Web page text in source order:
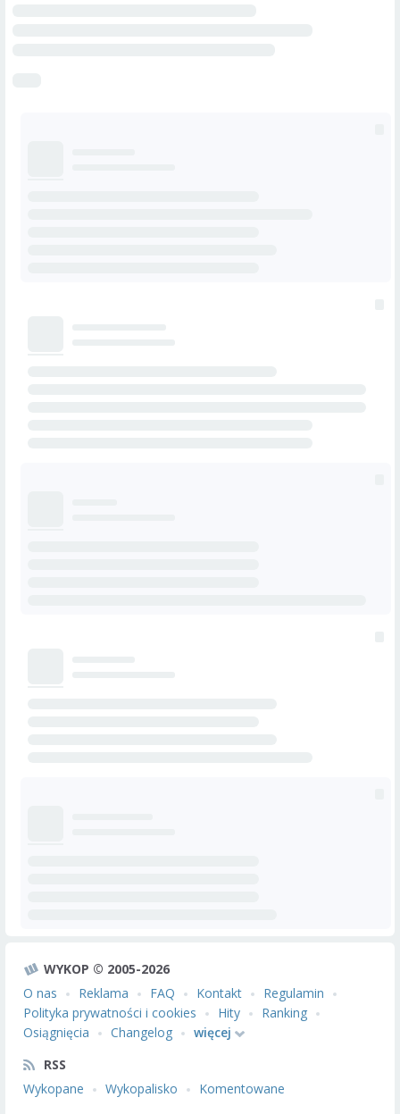
WYKOP © 2005-2026
O nas
Reklama FAQ Kontakt
Regulamin
Polityka prywatności i cookies
Hity
Ranking
Osiągnięcia
Changelog
więcej
RSS
Wykopane
Wykopalisko
Komentowane